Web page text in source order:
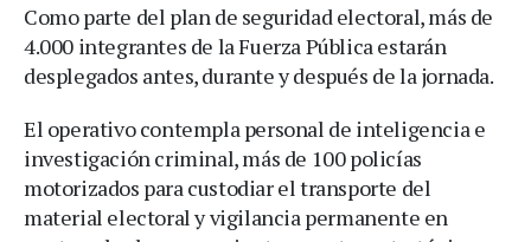
Como parte del plan de seguridad electoral, más de
4.000 integrantes de la Fuerza Pública estarán
desplegados antes, durante y después de la jornada.
El operativo contempla personal de inteligencia e
investigación criminal, más de 100 policías
motorizados para custodiar el transporte del
material electoral y vigilancia permanente en